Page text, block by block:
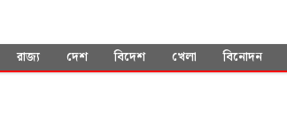
রাজ্য দেশ বিদেশ খেলা বিনোদন